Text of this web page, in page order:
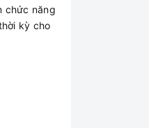
chức năng
kỳ cho